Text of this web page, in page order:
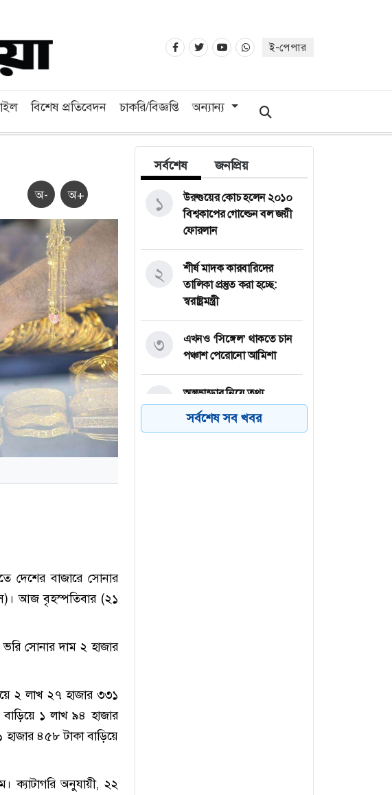
ই-পেপার
বিশেষ প্রতিবেদন চাকরি/বিজ্ঞপ্তি অন্যান্য
অ- অ+
দেশের বাজারে সোনার
আজ বৃহস্পতিবার (২১
সোনার দাম ২ হাজার
২ লাখ ২৭ হাজার ৩৩১
১ লাখ ৯৪ হাজার
৪৫৮ টাকা বাড়িয়ে
ক্যাটাগরি অনুযায়ী, ২২
সর্বশেষ জনপ্রিয়
উরুগুয়ের কোচ হলেন ২০১০
বিশ্বকাপের গোল্ডেন বল জয়ী
ফোরলান
১
শীর্ষ মাদক কারবারিদের
তালিকা প্রস্তুত করা হচ্ছে:
স্বরাষ্ট্রমন্ত্রী
২
এখনও ‘সিঙ্গেল’ থাকতে চান
পঞ্চাশ পেরোনো আমিশা
৩
অস্ত্রভান্ডার নিয়ে তথ্য
ফাঁসকারীদের কারাদণ্ডের
হুঁশিয়ারি ট্রাম্পের
৪
সর্বশেষ সব খবর